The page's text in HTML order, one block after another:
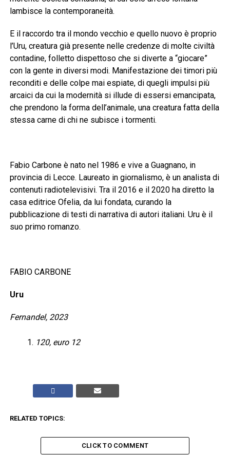
lambisce la contemporaneità.
E il raccordo tra il mondo vecchio e quello nuovo è proprio
l’Uru, creatura già presente nelle credenze di molte civiltà
contadine, folletto dispettoso che si diverte a “giocare”
con la gente in diversi modi. Manifestazione dei timori più
reconditi e delle colpe mai espiate, di quegli impulsi più
arcaici da cui la modernità si illude di essersi emancipata,
che prendono la forma dell’animale, una creatura fatta della
stessa carne di chi ne subisce i tormenti.
Fabio Carbone è nato nel 1986 e vive a Guagnano, in
provincia di Lecce. Laureato in giornalismo, è un analista di
contenuti radiotelevisivi. Tra il 2016 e il 2020 ha diretto la
casa editrice Ofelia, da lui fondata, curando la
pubblicazione di testi di narrativa di autori italiani. Uru è il
suo primo romanzo.
FABIO CARBONE
Uru
Fernandel, 2023
120, euro 12
RELATED TOPICS:
CLICK TO COMMENT